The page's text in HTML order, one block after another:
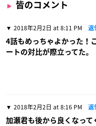
皆のコメント
2018年2月2日 at 8:11 PM 返
4話もめっちゃよかった！
ートの対比が際立ってた。
2018年2月2日 at 8:16 PM 返
加瀬君も後から良くなって